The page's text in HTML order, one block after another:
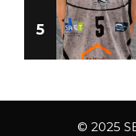
5
© 2025